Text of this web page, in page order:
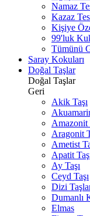
Namaz
Kazaz
Kişiye
99'luk
Tümünü
Saray Kokuları
Doğal Taşlar
Doğal Taşlar
Geri
Akik Taşı
Amazonit
Aragonit
Ametist
Apatit
Ay Taşı
Ceyd Taşı
Dizi
Dumanlı
Elmas